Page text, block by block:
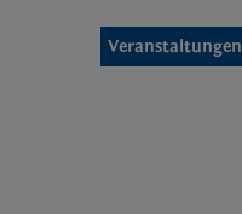
Veranstaltungen